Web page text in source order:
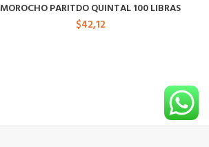
MOROCHO PARITDO QUINTAL 100 LIBRAS
$42,12